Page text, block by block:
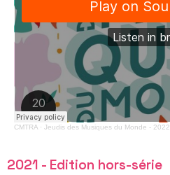
CMTRA · Jeudis des Musiques du Monde - 2022
2021 - Edition hors-série